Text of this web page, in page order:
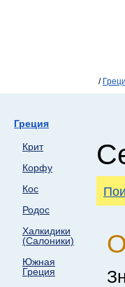
/
Греция
Крит
Корфу
Кос
Родос
Халкидики
(Салоники)
Южная
Греция